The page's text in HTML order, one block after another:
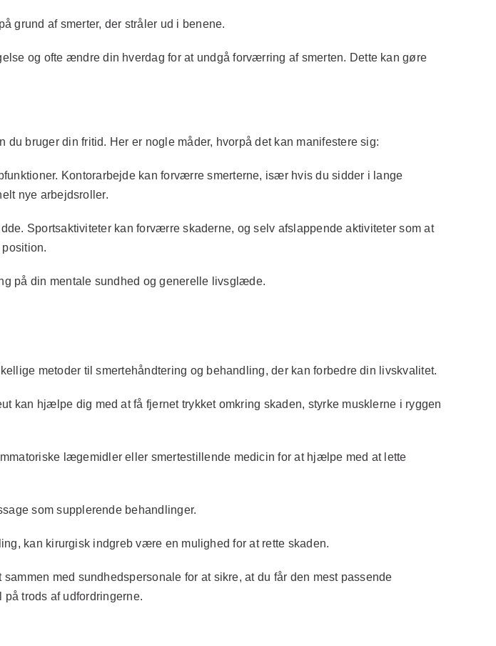
grund af smerter, der stråler ud i benene.
og ofte ændre din hverdag for at undgå forværring af smerten. Dette kan gøre
bruger din fritid. Her er nogle måder, hvorpå det kan manifestere sig:
Kontorarbejde kan forværre smerterne, især hvis du sidder i lange
nye arbejdsroller.
Sportsaktiviteter kan forværre skaderne, og selv afslappende aktiviteter som at
på din mentale sundhed og generelle livsglæde.
metoder til smertehåndtering og behandling, der kan forbedre din livskvalitet.
kan hjælpe dig med at få fjernet trykket omkring skaden, styrke musklerne i ryggen
lægemidler eller smertestillende medicin for at hjælpe med at lette
som supplerende behandlinger.
kan kirurgisk indgreb være en mulighed for at rette skaden.
med sundhedspersonale for at sikre, at du får den mest passende
trods af udfordringerne.